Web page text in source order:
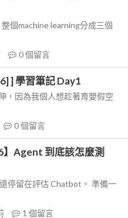
個machine learning分成三個
0個留言
] 學習筆記 Day1
，因為我個人想趁著育嬰假空
0個留言
】Agent 到底該怎麼測
停留在評估 Chatbot。 準備一
1 個留言